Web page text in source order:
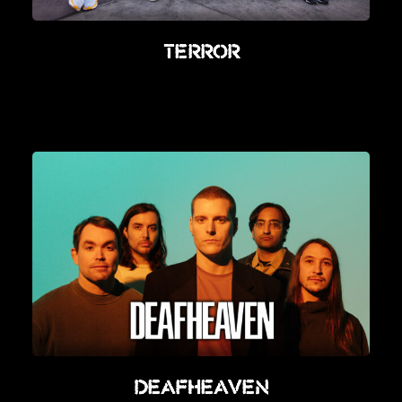
Terror
Deafheaven